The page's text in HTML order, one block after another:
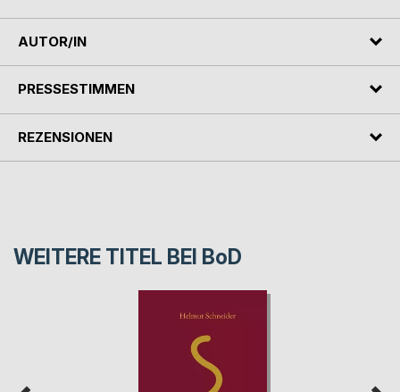
AUTOR/IN
PRESSESTIMMEN
REZENSIONEN
WEITERE TITEL BEI BoD